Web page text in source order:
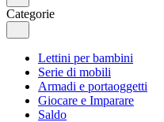
Categorie
Lettini per bambini
Serie di mobili
Armadi e portaoggetti
Giocare e Imparare
Saldo